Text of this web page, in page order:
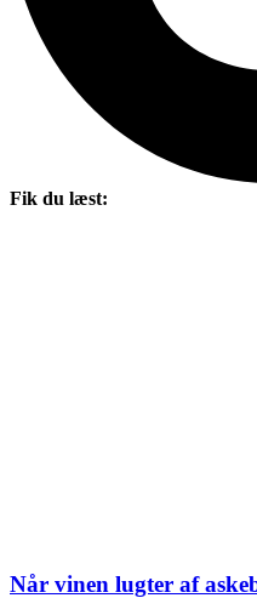
Fik du læst:
Når vinen lugter af